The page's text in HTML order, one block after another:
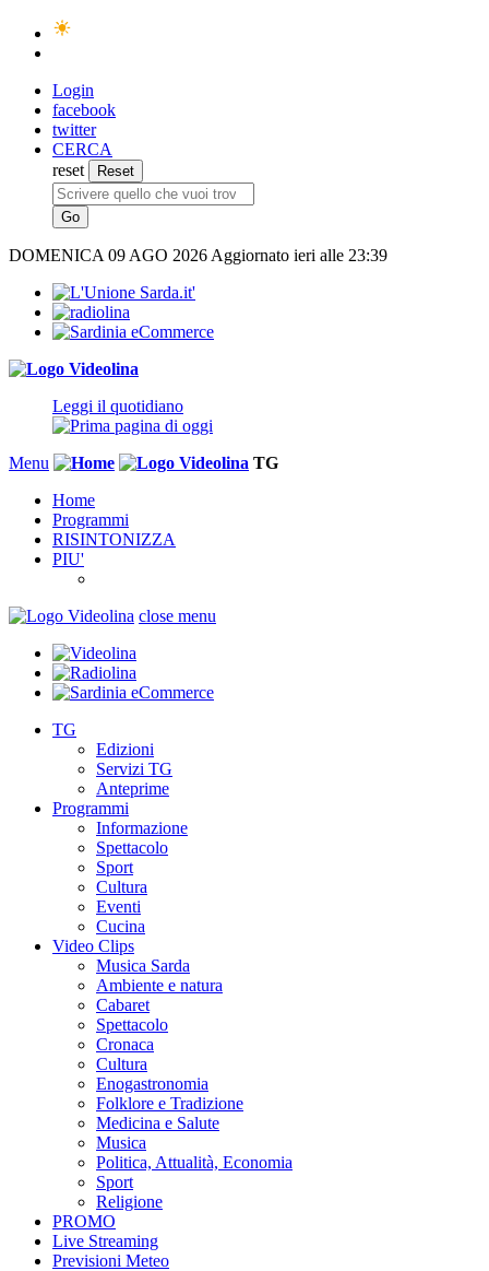
Login
facebook
twitter
CERCA
reset
DOMENICA 09 AGO 2026 Aggiornato ieri alle 23:39
Leggi il quotidiano
Menu
TG
Home
Programmi
RISINTONIZZA
PIU'
close menu
TG
Edizioni
Servizi TG
Anteprime
Programmi
Informazione
Spettacolo
Sport
Cultura
Eventi
Cucina
Video Clips
Musica Sarda
Ambiente e natura
Cabaret
Spettacolo
Cronaca
Cultura
Enogastronomia
Folklore e Tradizione
Medicina e Salute
Musica
Politica, Attualità, Economia
Sport
Religione
PROMO
Live Streaming
Previsioni Meteo